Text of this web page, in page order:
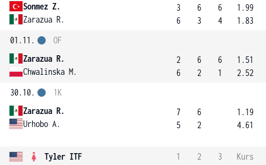
Sonmez Z.
Zarazua R.
3
6
6
3
6
4
1.99
1.83
01.11.
Zarazua R.
Chwalinska M.
OF
2
6
6
2
6
1
1.51
2.52
30.10.
Zarazua R.
Urhobo A.
1K
7
5
6
2
1.19
4.61
Tyler ITF 1 2 3
Kurs